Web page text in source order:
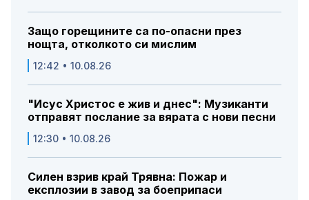
Защо горещините са по-опасни през
нощта, отколкото си мислим
12:42 • 10.08.26
"Исус Христос е жив и днес": Музиканти
отправят послание за вярата с нови песни
12:30 • 10.08.26
Силен взрив край Трявна: Пожар и
експлозии в завод за боеприпаси